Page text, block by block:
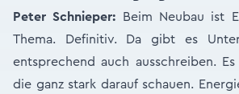
Peter Schnieper: Beim Neubau ist
Thema. Definitiv. Da gibt es
entsprechend auch ausschreiben.
die ganz stark darauf schauen.